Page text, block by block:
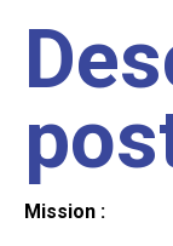
Mission :